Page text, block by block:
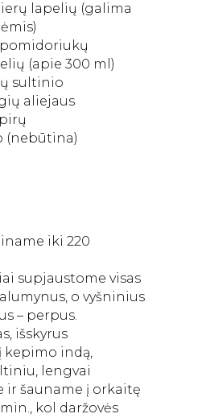
lapelių (galima
(apie 300 ml)
sultinio
aliejaus
(nebūtina)
iki 220
supjaustome visas
o vyšninius
– perpus.
išskyrus
kepimo indą,
lengvai
ir šauname į orkaitę
kol daržovės